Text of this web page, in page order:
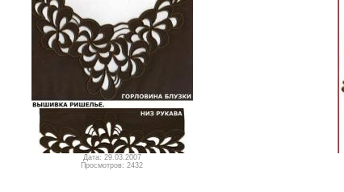
Дата: 29.03.2007
Просмотров: 2432